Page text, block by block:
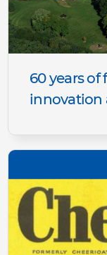
60 years of
innovation